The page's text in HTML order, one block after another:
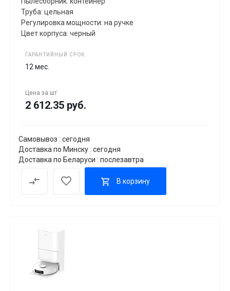
Труба: цельная
Регулировка мощности: на ручке
Цвет корпуса: черный
ГАРАНТИЙНЫЙ СРОК
12 мес.
Цена за шт
2 612.35 руб.
Самовывоз : сегодня
Доставка по Минску : сегодня
Доставка по Беларуси : послезавтра
В корзину